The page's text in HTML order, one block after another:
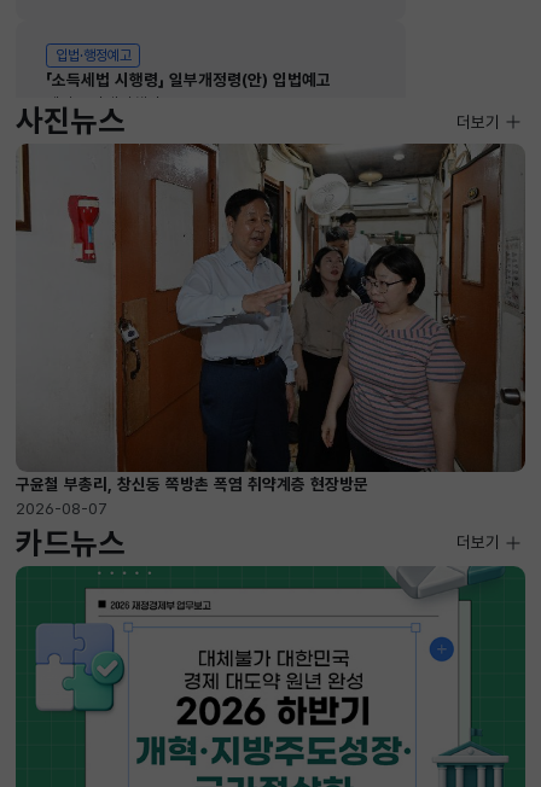
입법·행정예고
「소득세법 시행령」 일부개정령(안) 입법예고
재산소비세정책관
2026-08-07 ~ 2026-09-10
사진뉴스
구윤철 부총리, 창신동 쪽방촌 폭염 취약계층 현장방문
2026-08-07
사진뉴스
더보기
카드뉴스 더보기